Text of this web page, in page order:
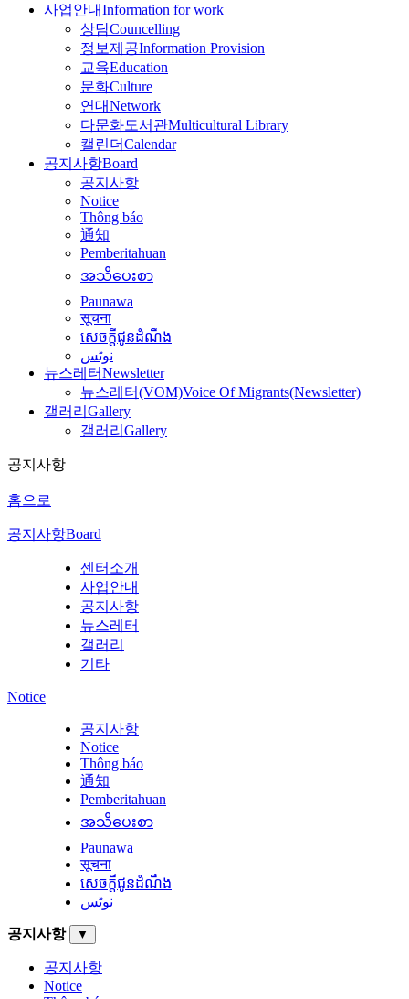
사업안내Information for work
상담Councelling
정보제공Information Provision
교육Education
문화Culture
연대Network
다문화도서관Multicultural Library
캘린더Calendar
공지사항Board
공지사항
Notice
Thông báo
通知
Pemberitahuan
အသိပေးစာ
Paunawa
सूचना
សេចក្តីជូនដំណឹង
نوٹس
뉴스레터Newsletter
뉴스레터(VOM)Voice Of Migrants(Newsletter)
갤러리 Gallery
갤러리 Gallery
공지사항
홈으로
공지사항Board
센터소개
사업안내
공지사항
뉴스레터
갤러리
기타
Notice
공지사항
Notice
Thông báo
通知
Pemberitahuan
အသိပေးစာ
Paunawa
सूचना
សេចក្តីជូនដំណឹង
نوٹس
공지사항 ▼
공지사항
Notice